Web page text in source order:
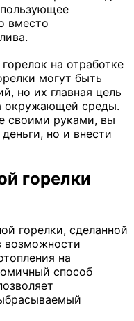
вместо
на отработке
могут быть
но их главная цель
окружающей среды.
своими руками, вы
но и внести
горелки
горелки, сделанной
возможности
на
способ